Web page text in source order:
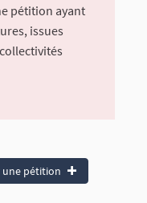
pétition ayant
issues
une pétition